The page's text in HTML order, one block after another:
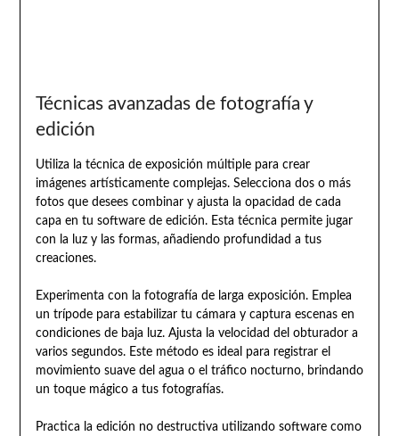
Técnicas avanzadas de fotografía y
edición
Utiliza la técnica de exposición múltiple para crear
imágenes artísticamente complejas. Selecciona dos o más
fotos que desees combinar y ajusta la opacidad de cada
capa en tu software de edición. Esta técnica permite jugar
con la luz y las formas, añadiendo profundidad a tus
creaciones.
Experimenta con la fotografía de larga exposición. Emplea
un trípode para estabilizar tu cámara y captura escenas en
condiciones de baja luz. Ajusta la velocidad del obturador a
varios segundos. Este método es ideal para registrar el
movimiento suave del agua o el tráfico nocturno, brindando
un toque mágico a tus fotografías.
Practica la edición no destructiva utilizando software como